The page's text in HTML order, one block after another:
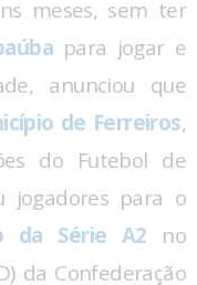
meses, sem ter
para jogar e
anunciou que
de Ferreiros,
do Futebol de
jogadores para o
da Série A2 no
da Confederação